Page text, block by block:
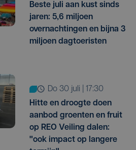
Beste juli aan kust sinds
jaren: 5,6 miljoen
overnachtingen en bijna 3
miljoen dagtoeristen
do 30 juli | 17:30
Hitte en droogte doen
aanbod groenten en fruit
op REO Veiling dalen:
"ook impact op langere